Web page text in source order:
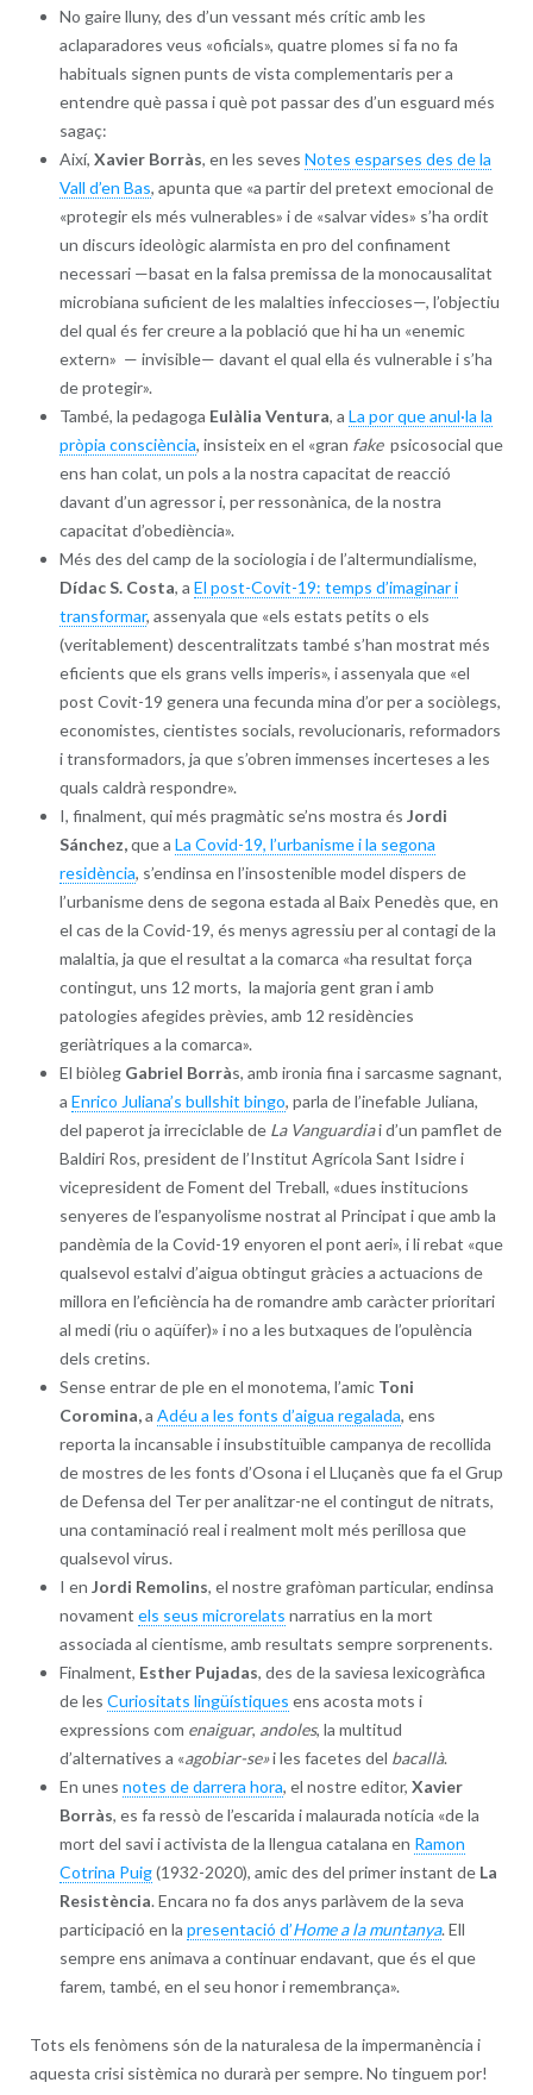
No gaire lluny, des d’un vessant més crític amb les
aclaparadores veus «oficials», quatre plomes si fa no fa
habituals signen punts de vista complementaris per a
entendre què passa i què pot passar des d’un esguard més
sagaç:
Així, Xavier Borràs, en les seves Notes esparses des de la
Vall d’en Bas, apunta que «a partir del pretext emocional de
«protegir els més vulnerables» i de «salvar vides» s’ha ordit
un discurs ideològic alarmista en pro del confinament
necessari —basat en la falsa premissa de la monocausalitat
microbiana suficient de les malalties infeccioses—, l’objectiu
del qual és fer creure a la població que hi ha un «enemic
extern» — invisible— davant el qual ella és vulnerable i s’ha
de protegir».
També, la pedagoga Eulàlia Ventura, a La por que anul·la la
pròpia consciència, insisteix en el «gran fakepsicosocial que
ens han colat, un pols a la nostra capacitat de reacció
davant d’un agressor i, per ressonànica, de la nostra
capacitat d’obediència».
Més des del camp de la sociologia i de l’altermundialisme,
Dídac S. Costa, a El post-Covit-19: temps d’imaginar i
transformar, assenyala que «els estats petits o els
(veritablement) descentralitzats també s’han mostrat més
eficients que els grans vells imperis», i assenyala que «el
post Covit-19 genera una fecunda mina d’or per a sociòlegs,
economistes, cientistes socials, revolucionaris, reformadors
i transformadors, ja que s’obren immenses incerteses a les
quals caldrà respondre».
I, finalment, qui més pragmàtic se’ns mostra és Jordi
Sánchez,que a La Covid-19, l’urbanisme i la segona
residència, s’endinsa en l’insostenible model dispers de
l’urbanisme dens de segona estada al Baix Penedès que, en
el cas de la Covid-19, és menys agressiu per al contagi de la
malaltia, ja que el resultat a la comarca «ha resultat força
contingut, uns 12 morts, la majoria gent gran i amb
patologies afegides prèvies, amb 12 residències
geriàtriques a la comarca».
El biòleg Gabriel Borràs, amb ironia fina i sarcasme sagnant,
a Enrico Juliana’s bullshit bingo, parla de l’inefable Juliana,
del paperot ja irreciclable de La Vanguardiai d’un pamflet de
Baldiri Ros, president de l’Institut Agrícola Sant Isidre i
vicepresident de Foment del Treball, «dues institucions
senyeres de l’espanyolisme nostrat al Principat i que amb la
pandèmia de la Covid-19 enyoren el pont aeri», i li rebat «que
qualsevol estalvi d’aigua obtingut gràcies a actuacions de
millora en l’eficiència ha de romandre amb caràcter prioritari
al medi (riu o aqüífer)» i no a les butxaques de l’opulència
dels cretins.
Sense entrar de ple en el monotema, l’amic Toni
Coromina,a Adéu a les fonts d’aigua regalada, ens
reporta la incansable i insubstituïble campanya de recollida
de mostres de les fonts d’Osona i el Lluçanès que fa el Grup
de Defensa del Ter per analitzar-ne el contingut de nitrats,
una contaminació real i realment molt més perillosa que
qualsevol virus.
I en Jordi Remolins, el nostre grafòman particular, endinsa
novament els seus microrelats narratius en la mort
associada al cientisme, amb resultats sempre sorprenents.
Finalment, Esther Pujadas, des de la saviesa lexicogràfica
de les Curiositats lingüístiques ens acosta mots i
expressions com enaiguar, andoles, la multitud
d’alternatives a «agobiar-se»i les facetes del bacallà.
En unes notes de darrera hora, el nostre editor, Xavier
Borràs, es fa ressò de l’escarida i malaurada notícia «de la
mort del savi i activista de la llengua catalana en Ramon
Cotrina Puig(1932-2020), amic des del primer instant de La
Resistència. Encara no fa dos anys parlàvem de la seva
participació en la presentació d’Home a la muntanya. Ell
sempre ens animava a continuar endavant, que és el que
farem, també, en el seu honor i remembrança».
Tots els fenòmens són de la naturalesa de la impermanència i
aquesta crisi sistèmica no durarà per sempre. No tinguem por!